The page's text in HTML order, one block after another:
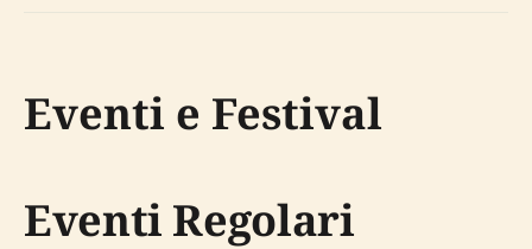
Eventi e Festival
Eventi Regolari